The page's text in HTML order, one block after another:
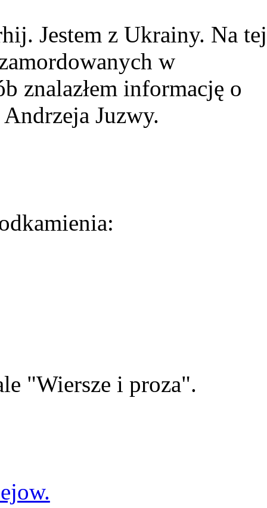
Jestem z Ukrainy. Na tej
w
znalazłem informację o
Juzwy.
"Wiersze i proza".